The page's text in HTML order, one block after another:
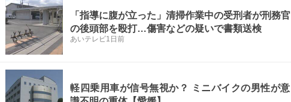
「指導に腹が立った」清掃作業中の受刑者が刑務官
の後頭部を殴打…傷害などの疑いで書類送検
あいテレビ1日前
軽四乗用車が信号無視か？ ミニバイクの男性が意